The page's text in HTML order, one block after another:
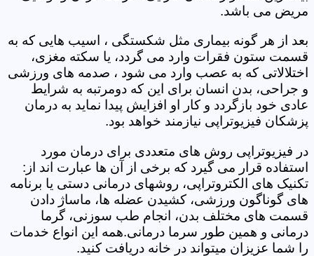
مریض می باشد.
بعد از هر گونه بیماری مثل شکستگی ، اسیب هایی که به
قسمت ستون فقرات وارد می گردد، یا سکته مغزی،
اختلالاتی که به عصب وارد می شود ، صدمه های ورزشی
و جراحی، بدن انسان برای این که دومرتبه به شرایط
عادی خود بازگردد و کار او افزایش پیدا نماید به درمان
پزشکان فیزیوتراپی نیازمند خواهد بود.
در فیزیوتراپی روش های متعددی برای درمان مورد
استفاده قرار می گیرد که برخی از آن ها عبارت اند از:
تکنیک های الکتروتراپی، روشهای درمانی دستی یا برنامه
های گوناگون ورزشی، کشیدن عضله ها، ماساژ دادن
قسمت های مختلف بدن، انجام طب سوزنی، گرما
درمانی و همین طور سرما درمانی.همه این انواع خدمات
را شما عزیزان میتواند در خانه دریافت کنید.